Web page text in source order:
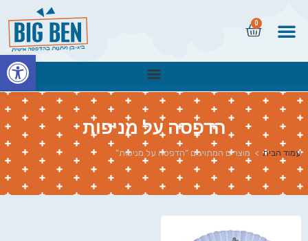
0
הדפסה על מניפות
עמוד הבית > מוצרים המתויגים “הדפסה על מניפות”